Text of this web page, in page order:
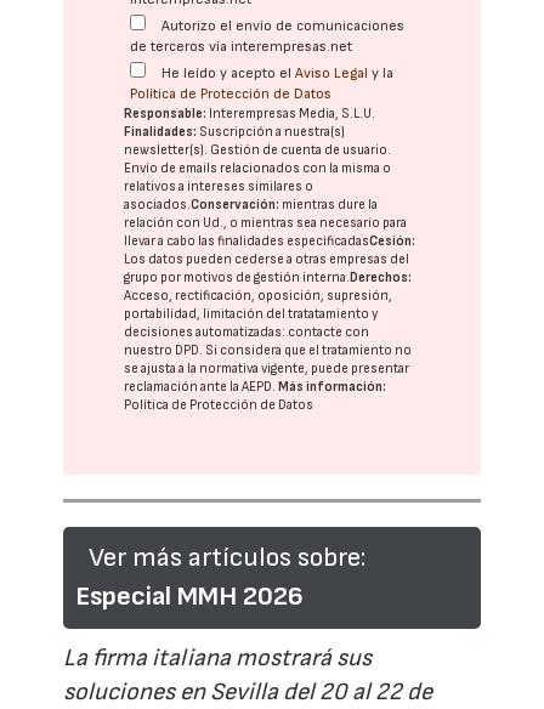
Autorizo el envío de comunicaciones
de terceros vía interempresas.net
He leído y acepto elAviso Legal y la
Política de Protección de Datos
Responsable: Interempresas Media, S.L.U.
Finalidades: Suscripción a nuestra(s)
newsletter(s). Gestión de cuenta de usuario.
Envío de emails relacionados con la misma o
relativos a intereses similares o
asociados.Conservación: mientras dure la
relación con Ud., o mientras sea necesario para
llevar a cabo las finalidades especificadasCesión:
Los datos pueden cederse a otras empresas del
grupo por motivos de gestión interna.Derechos:
Acceso, rectificación, oposición, supresión,
portabilidad, limitación del tratatamiento y
decisiones automatizadas: contacte con
nuestro DPD . Si considera que el tratamiento no
se ajusta a la normativa vigente, puede presentar
reclamación ante laAEPD .Más información:
Política de Protección de Datos
Ver más artículos sobre:
Especial MMH 2026
La firma italiana mostrará sus
soluciones en Sevilla del 20 al 22 de